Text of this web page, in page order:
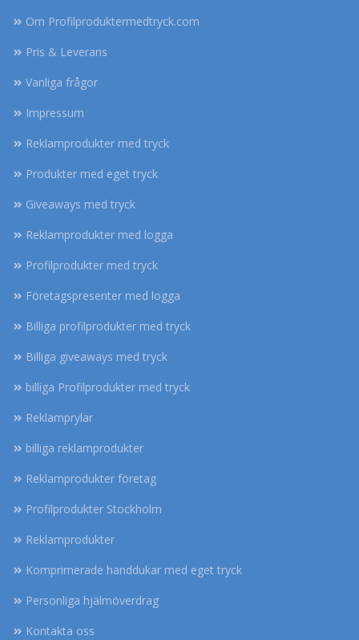
Om Profilproduktermedtryck.com
Pris & Leverans
Vanliga frågor
Impressum
Reklamprodukter med tryck
Produkter med eget tryck
Giveaways med tryck
Reklamprodukter med logga
Profilprodukter med tryck
Företagspresenter med logga
Billiga profilprodukter med tryck
Billiga giveaways med tryck
billiga Profilprodukter med tryck
Reklamprylar
billiga reklamprodukter
Reklamprodukter företag
Profilprodukter Stockholm
Reklamprodukter
Komprimerade handdukar med eget tryck
Personliga hjälmöverdrag
Kontakta oss